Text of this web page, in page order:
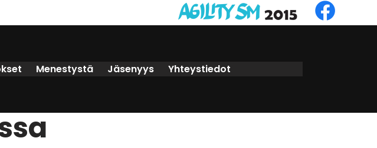
Menestystä Jäsenyys Yhteystiedot